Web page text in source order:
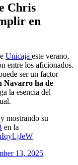
Chris
en
Unicaja este verano,
entre los aficionados.
ser un factor
Navarro ha de
la esencia del
mostrando su
en la
13, 2025